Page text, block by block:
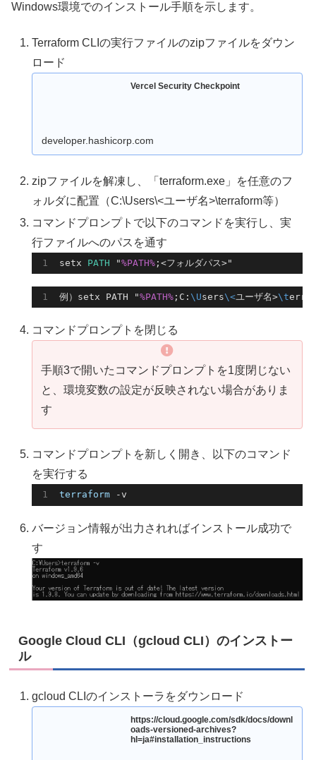
Windows環境でのインストール手順を示します。
Terraform CLIの実行ファイルのzipファイルをダウン
ロード
Vercel Security Checkpoint
developer.hashicorp.com
zipファイルを解凍し、「terraform.exe」を任意のフ
ォルダに配置（C:\Users\<ユーザ名>\terraform等）
コマンドプロンプトで以下のコマンドを実行し、実
行ファイルへのパスを通す
setx PATH "%PATH%;<フォルダパス>"
例）setx PATH "%PATH%;C: \Users\<ユーザ名>\t
コマンドプロンプトを閉じる
手順3で開いたコマンドプロンプトを1度閉じない
と、環境変数の設定が反映されない場合がありま
す
コマンドプロンプトを新しく開き、以下のコマンド
を実行する
terraform -v
バージョン情報が出力されればインストール成功で
す
Google Cloud CLI（gcloud CLI）のインストー
ル
gcloud CLIのインストーラをダウンロード
https://cloud.google.com/sdk/docs/downl
oads-versioned-archives?
hl=ja#installation_instructions